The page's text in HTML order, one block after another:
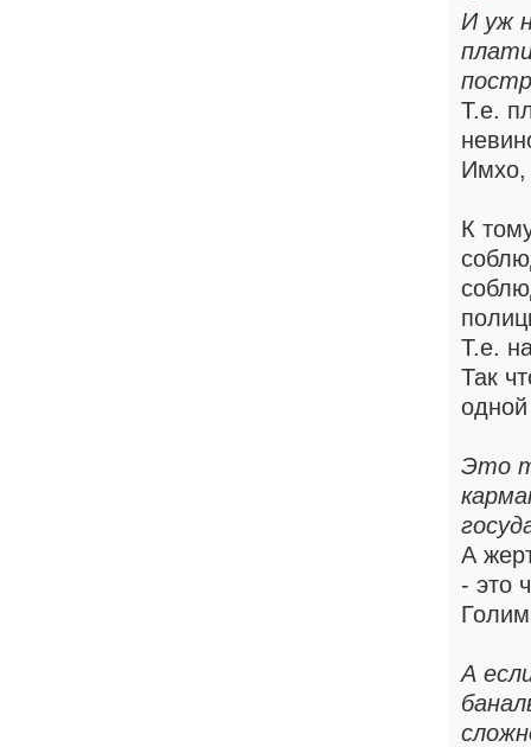
И уж
Т.е.
Имхо,
К
Т.е.
Так
Это
А
- это
А